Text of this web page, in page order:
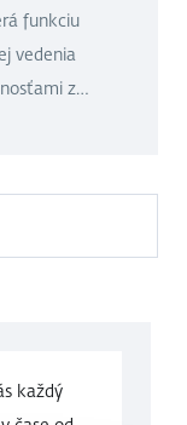
funkciu
vedenia
z
obmeny
pripravovala.
každý